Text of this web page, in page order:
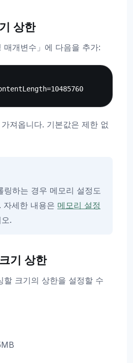
상한
매개변수」에 다음을 추가:
져옵니다. 기본값은 제한 없
링하는 경우 메모리 설정도
자세한 내용은 메모리 설정
.
기 상한
할 크기의 상한을 설정할 수